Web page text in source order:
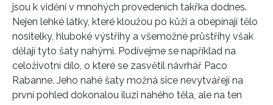
jsou k vidění v mnohých provedeních takřka dodnes.
Nejen lehké látky, které kloužou po kůži a obepínají tělo
nositelky, hluboké výstřihy a všemožné průstřihy však
dělají tyto šaty nahými. Podívejme se například na
celoživotní dílo, o které se zasvětil návrhář Paco
Rabanne. Jeho nahé šaty možná sice nevytvářejí na
první pohled dokonalou iluzi nahého těla, ale na ten